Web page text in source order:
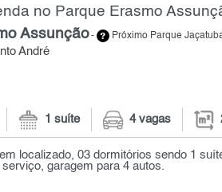
no Parque Erasmo
Assunção- Próximo Parque
André
1 suíte 4 vagas
localizado, 03 dormitórios sendo 1
garagem para 4 autos.